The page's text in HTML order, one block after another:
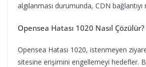
algılanması durumunda, CDN bağlantıyı
Opensea Hatası 1020 Nasıl Çözülür?
Opensea Hatası 1020, istenmeyen
sitesine erişimini engellemeyi hedefler.